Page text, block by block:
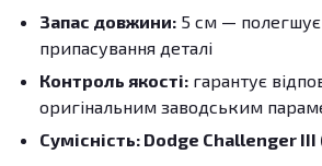
Запас довжини: 5 см — полегшує
припасування деталі
Контроль якості: гарантує
оригінальним заводським
Сумісність: Dodge Challenger